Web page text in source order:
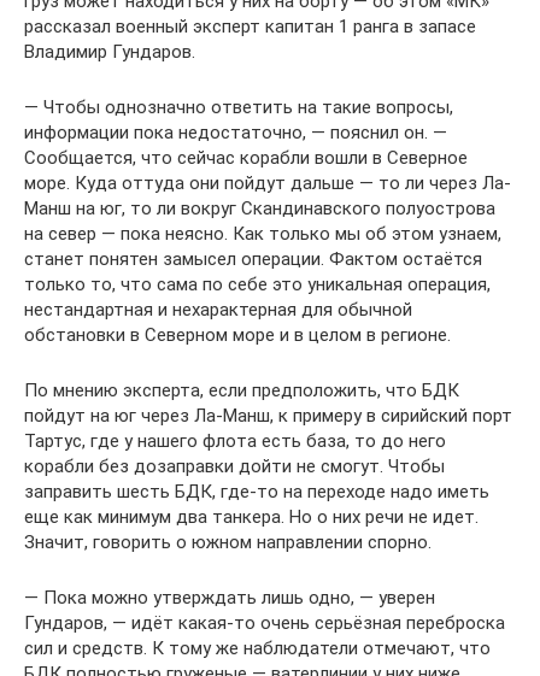
рассказал военный эксперт капитан 1 ранга в запасе
Владимир Гундаров.
— Чтобы однозначно ответить на такие вопросы,
информации пока недостаточно, — пояснил он. —
Сообщается, что сейчас корабли вошли в Северное
море. Куда оттуда они пойдут дальше — то ли через Ла-
Манш на юг, то ли вокруг Скандинавского полуострова
на север — пока неясно. Как только мы об этом узнаем,
станет понятен замысел операции. Фактом остаётся
только то, что сама по себе это уникальная операция,
нестандартная и нехарактерная для обычной
обстановки в Северном море и в целом в регионе.
По мнению эксперта, если предположить, что БДК
пойдут на юг через Ла-Манш, к примеру в сирийский порт
Тартус, где у нашего флота есть база, то до него
корабли без дозаправки дойти не смогут. Чтобы
заправить шесть БДК, где-то на переходе надо иметь
еще как минимум два танкера. Но о них речи не идет.
Значит, говорить о южном направлении спорно.
— Пока можно утверждать лишь одно, — уверен
Гундаров, — идёт какая-то очень серьёзная переброска
сил и средств. К тому же наблюдатели отмечают, что